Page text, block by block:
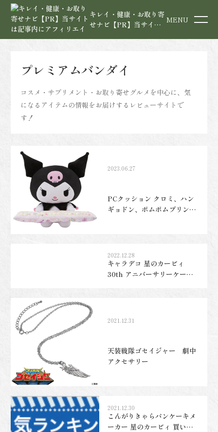
キレイ・健康・お取り寄
せナビ【PR】当サイト MENU
プレミアムバンダイ
コスメ・サプリメント・お取り寄せグルメを中心に、気
になるアイテムの情報をお届けするレビューサイトで
す！
2023.06.27
PCクッション クロミ、ハン
ギョドン、ポムポムプリン、
カービィ 買いました】
2022.12.28
キャラデコ 星のカービィ
30th アニバーサリーケーキ
2021.12.31
天装戦隊ゴセイジャー 劇中
アクセサリー
2021.12.30
こんがりきゃらパンケーキメ
ーカー 星のカービィ 買いま